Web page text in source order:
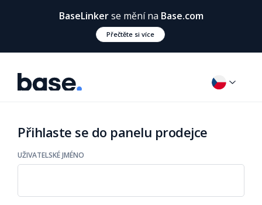
BaseLinkerse mění na Base.com
Přečtěte si více
Přihlaste se do panelu prodejce
UŽIVATELSKÉ JMÉNO